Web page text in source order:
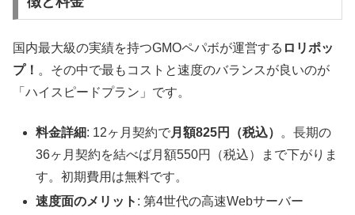
国内最大級の実績を持つGMOペパボが運営する ロリポッ
プ！ 。その中で最もコストと速度のバランスが良いのが
「ハイスピードプラン」です。
料金詳細: 12ヶ月契約で月額825円（税込）
。長期の
36ヶ月契約を結べば月額550円（税込）まで下がりま
す。初期費用は無料です。
速度面のメリット : 第4世代の高速Webサーバー